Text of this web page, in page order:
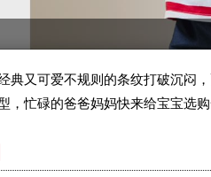
典又可爱不规则的条纹打破沉闷
，忙碌的爸爸妈妈快来给宝宝选